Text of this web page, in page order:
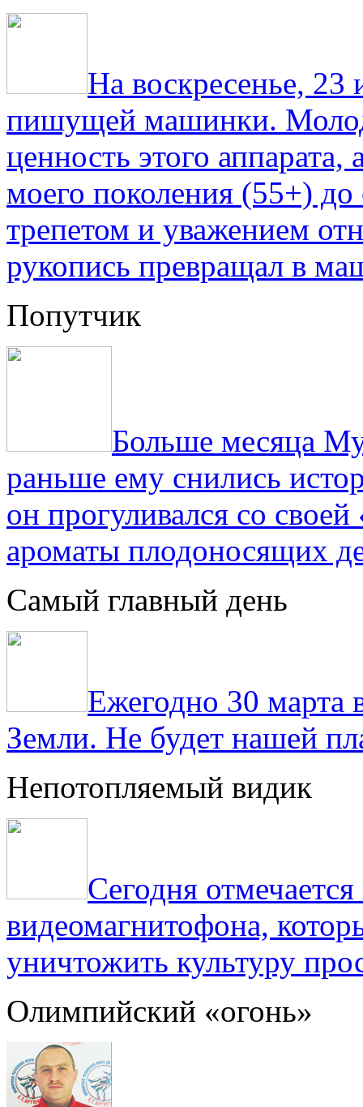
На воскресенье,
пишущей машинки.
ценность этого
моего поколения (55+) до
трепетом и уважением
рукопись превращал в
Попутчик
Больше месяца
раньше ему снились
он прогуливался со
ароматы плодоносящих
Самый главный день
Ежегодно 30 марта
Земли. Не будет нашей
Непотопляемый видик
Сегодня
видеомагнитофона,
уничтожить культуру
Олимпийский «огонь»